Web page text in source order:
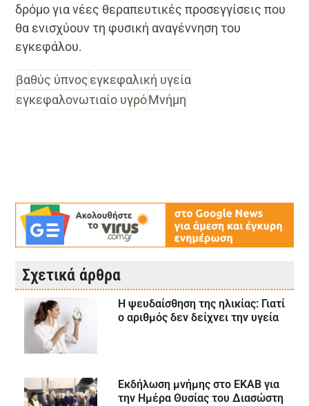
δρόμο για νέες θεραπευτικές προσεγγίσεις που
θα ενισχύουν τη φυσική αναγέννηση του
εγκεφάλου.
βαθύς ύπνοςεγκεφαλική υγεία
εγκεφαλονωτιαίο υγρόΜνήμη
Σχετικά άρθρα
Η ψευδαίσθηση της ηλικίας: Γιατί
ο αριθμός δεν δείχνει την υγεία
Εκδήλωση μνήμης στο ΕΚΑΒ για
την Ημέρα Θυσίας του Διασώστη